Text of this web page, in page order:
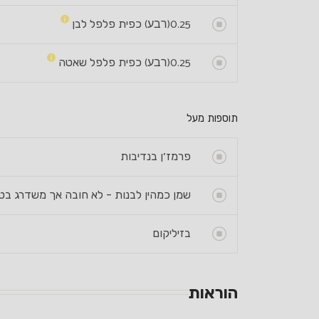
0.25(רבע) כפית פלפל לבן
0.25(רבע) כפית פלפל שאטה
תוספות מעל
פרמז׳ן בנדיבות
שמן כמהין לבנות - לא חובה אך משדרג
בזיליקום
הוראות